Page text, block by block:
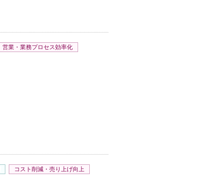
営業・業務プロセス効率化
コスト削減・売り上げ向上